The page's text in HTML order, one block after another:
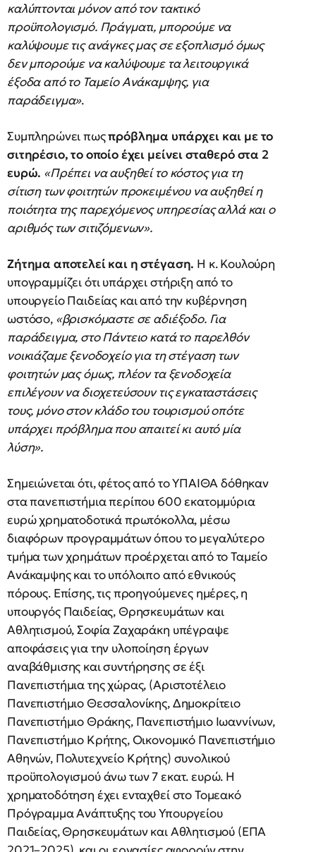
καλύπτονται μόνον από τον τακτικό
προϋπολογισμό. Πράγματι, μπορούμε να
καλύψουμε τις ανάγκες μας σε εξοπλισμό όμως
δεν μπορούμε να καλύψουμε τα λειτουργικά
έξοδα από το Ταμείο Ανάκαμψης, για
παράδειγμα».
Συμπληρώνει πωςπρόβλημα υπάρχει και με το
σιτηρέσιο, το οποίο έχει μείνει σταθερό στα 2
ευρώ. «Πρέπει να αυξηθεί το κόστος για τη
σίτιση των φοιτητών προκειμένου να αυξηθεί η
ποιότητα της παρεχόμενος υπηρεσίας αλλά και ο
αριθμός των σιτιζόμενων».
Ζήτημα αποτελεί και η στέγαση. Η κ. Κουλούρη
υπογραμμίζει ότι υπάρχει στήριξη από το
υπουργείο Παιδείας και από την κυβέρνηση
ωστόσο, «βρισκόμαστε σε αδιέξοδο. Για
παράδειγμα, στο Πάντειο κατά το παρελθόν
νοικιάζαμε ξενοδοχείο για τη στέγαση των
φοιτητών μας όμως, πλέον τα ξενοδοχεία
επιλέγουν να διοχετεύσουν τις εγκαταστάσεις
τους, μόνο στον κλάδο του τουρισμού οπότε
υπάρχει πρόβλημα που απαιτεί κι αυτό μία
λύση».
Σημειώνεται ότι, φέτος από το ΥΠΑΙΘΑ δόθηκαν
στα πανεπιστήμια περίπου 600 εκατομμύρια
ευρώ χρηματοδοτικά πρωτόκολλα, μέσω
διαφόρων προγραμμάτων όπου το μεγαλύτερο
τμήμα των χρημάτων προέρχεται από το Ταμείο
Ανάκαμψης και το υπόλοιπο από εθνικούς
πόρους. Επίσης, τις προηγούμενες ημέρες, η
υπουργός Παιδείας, Θρησκευμάτων και
Αθλητισμού, Σοφία Ζαχαράκη υπέγραψε
αποφάσεις για την υλοποίηση έργων
αναβάθμισης και συντήρησης σε έξι
Πανεπιστήμια της χώρας, (Αριστοτέλειο
Πανεπιστήμιο Θεσσαλονίκης, Δημοκρίτειο
Πανεπιστήμιο Θράκης, Πανεπιστήμιο Ιωαννίνων,
Πανεπιστήμιο Κρήτης, Οικονομικό Πανεπιστήμιο
Αθηνών, Πολυτεχνείο Κρήτης) συνολικού
προϋπολογισμού άνω των 7 εκατ. ευρώ. Η
χρηματοδότηση έχει ενταχθεί στο Τομεακό
Πρόγραμμα Ανάπτυξης του Υπουργείου
Παιδείας, Θρησκευμάτων και Αθλητισμού (ΕΠΑ